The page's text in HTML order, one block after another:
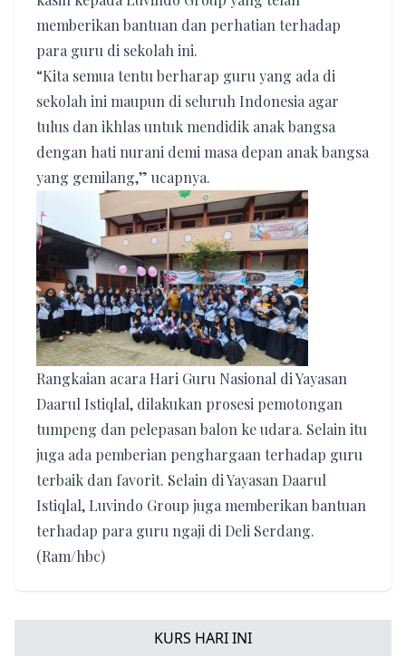
memberikan bantuan dan perhatian terhadap
para guru di sekolah ini.
“Kita semua tentu berharap guru yang ada di
sekolah ini maupun di seluruh Indonesia agar
tulus dan ikhlas untuk mendidik anak bangsa
dengan hati nurani demi masa depan anak bangsa
yang gemilang,” ucapnya.
Rangkaian acara Hari Guru Nasional di Yayasan
Daarul Istiqlal, dilakukan prosesi pemotongan
tumpeng dan pelepasan balon ke udara. Selain itu
juga ada pemberian penghargaan terhadap guru
terbaik dan favorit. Selain di Yayasan Daarul
Istiqlal, Luvindo Group juga memberikan bantuan
terhadap para guru ngaji di Deli Serdang.
(Ram/hbc)
KURS HARI INI